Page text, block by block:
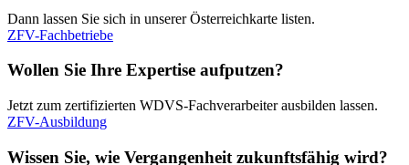
Dann lassen Sie sich in unserer Österreichkarte listen.
ZFV-Fachbetriebe
Wollen Sie Ihre Expertise aufputzen?
Jetzt zum zertifizierten WDVS-Fachverarbeiter ausbilden lassen.
ZFV-Ausbildung
Wissen Sie, wie Vergangenheit zukunftsfähig wird?